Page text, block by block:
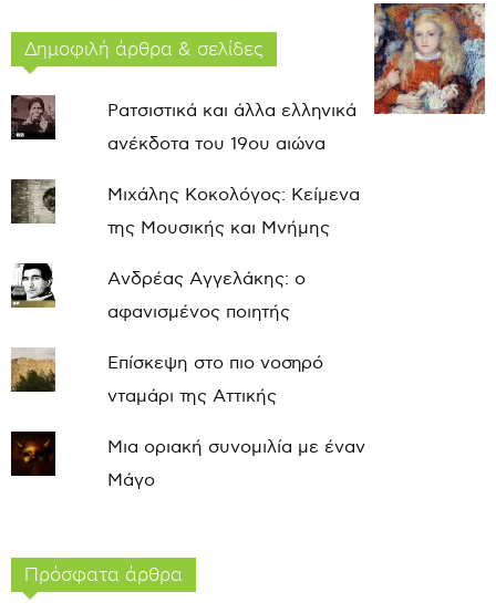
Δημοφιλή άρθρα & σελίδες
Ρατσιστικά και άλλα ελληνικά
ανέκδοτα του 19ου αιώνα
Μιχάλης Κοκολόγος: Κείμενα
της Μουσικής και Μνήμης
Ανδρέας Αγγελάκης: ο
αφανισμένος ποιητής
Επίσκεψη στο πιο νοσηρό
νταμάρι της Αττικής
Μια οριακή συνομιλία με έναν
Μάγο
Πρόσφατα άρθρα